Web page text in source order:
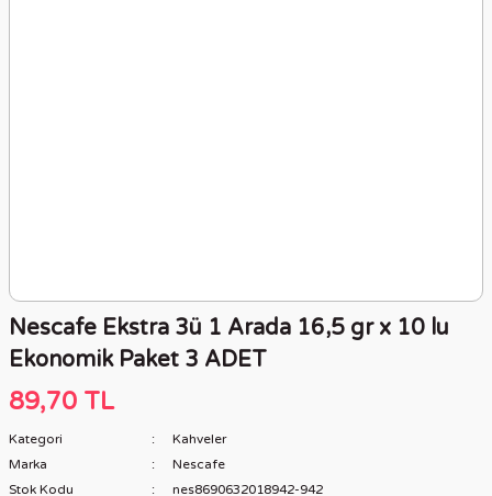
Nescafe Ekstra 3ü 1 Arada 16,5 gr x 10 lu
Ekonomik Paket 3 ADET
89,70 TL
Kategori
Kahveler
Marka
Nescafe
Stok Kodu
nes8690632018942-942